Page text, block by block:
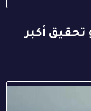
أكبر